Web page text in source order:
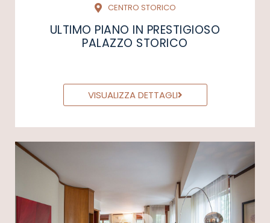
CENTRO STORICO
ULTIMO PIANO IN PRESTIGIOSO
PALAZZO STORICO
VISUALIZZA DETTAGLI